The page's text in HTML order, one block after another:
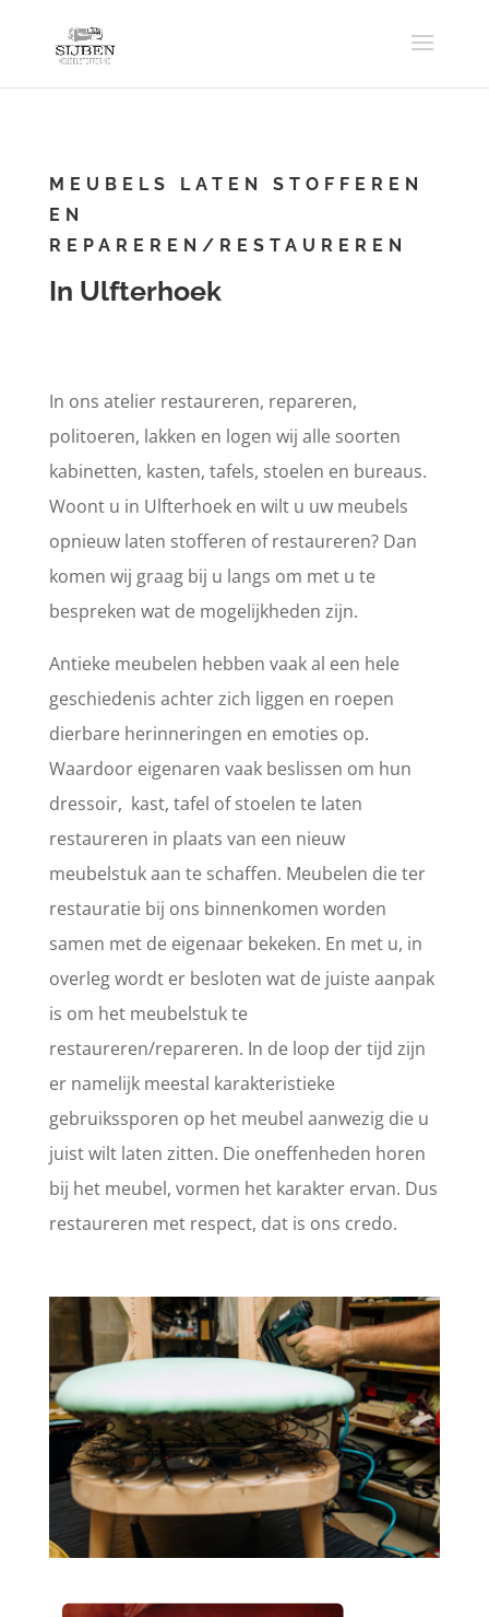
MEUBELS LATEN STOFFEREN
EN
REPAREREN/RESTAUREREN
In Ulfterhoek
In ons atelier restaureren, repareren,
politoeren, lakken en logen wij alle soorten
kabinetten, kasten, tafels, stoelen en bureaus.
Woont u in Ulfterhoek en wilt u uw meubels
opnieuw laten stofferen of restaureren? Dan
komen wij graag bij u langs om met u te
bespreken wat de mogelijkheden zijn.
Antieke meubelen hebben vaak al een hele
geschiedenis achter zich liggen en roepen
dierbare herinneringen en emoties op.
Waardoor eigenaren vaak beslissen om hun
dressoir, kast, tafel of stoelen te laten
restaureren in plaats van een nieuw
meubelstuk aan te schaffen. Meubelen die ter
restauratie bij ons binnenkomen worden
samen met de eigenaar bekeken. En met u, in
overleg wordt er besloten wat de juiste aanpak
is om het meubelstuk te
restaureren/repareren. In de loop der tijd zijn
er namelijk meestal karakteristieke
gebruikssporen op het meubel aanwezig die u
juist wilt laten zitten. Die oneffenheden horen
bij het meubel, vormen het karakter ervan. Dus
restaureren met respect, dat is ons credo.